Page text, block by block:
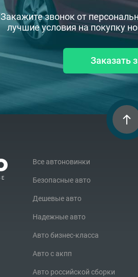
Закажите звонок от
лучшие условия на покупку
Заказать
Все автоновинки
Безопасные авто
Дешевые авто
Надежные авто
Авто бизнес-класса
Авто с акпп
Авто российской сборки